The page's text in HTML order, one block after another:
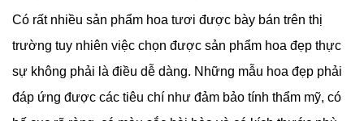
Có rất nhiều sản phẩm hoa tươi được bày bán trên thị
trường tuy nhiên việc chọn được sản phẩm hoa đẹp thực
sự không phải là điều dễ dàng. Những mẫu hoa đẹp phải
đáp ứng được các tiêu chí như đảm bảo tính thẩm mỹ, có